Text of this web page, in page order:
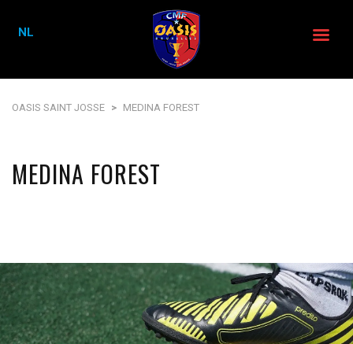
OASIS SAINT JOSSE > MEDINA FOREST
MEDINA FOREST
NL